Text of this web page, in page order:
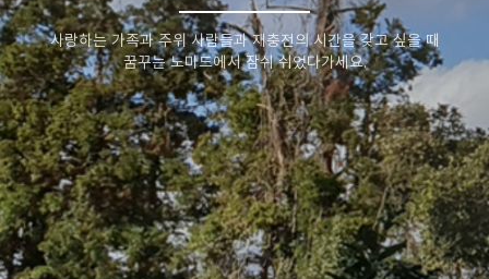
사랑하는 가족과 주위 사람들과 재충전의 시간을 갖고 싶을 때
꿈꾸는 노마드에서 잠쉬 쉬었다가세요.